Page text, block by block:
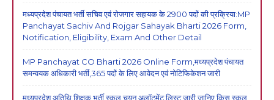
मध्यप्रदेश पंचायत भर्ती सचिव एवं रोजगार सहायक के 2900 पदों की प्रक्रिया:MP
Panchayat Sachiv And Rojgar Sahayak Bharti 2026 Form,
Notification, Eligibility, Exam And Other Detail
MP Panchayat CO Bharti 2026 Online Form,मध्यप्रदेश पंचायत
समन्वयक अधिकारी भर्ती,365 पदों के लिए आवेदन एवं नोटिफिकेशन जारी
मध्यप्रदेश अतिथि शिक्षक भर्ती स्कूल चयन अलॉटमेंट लिस्ट जारी,जानिए किस स्कूल